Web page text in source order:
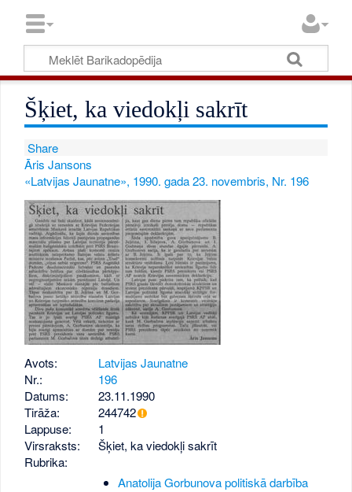
Šķiet, ka viedokļi sakrīt
Share
Āris Jansons
«Latvijas Jaunatne», 1990. gada 23. novembris, Nr. 196
Avots:
Latvijas Jaunatne
Nr.:
196
Datums:
23.11.1990
Tirāža:
244742
Lappuse:
1
Virsraksts:
Šķiet, ka viedokļi sakrīt
Rubrika:
Anatolija Gorbunova politiskā darbība